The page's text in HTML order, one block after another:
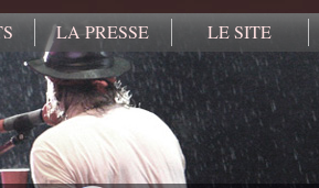
LA PRESSE LE SITE